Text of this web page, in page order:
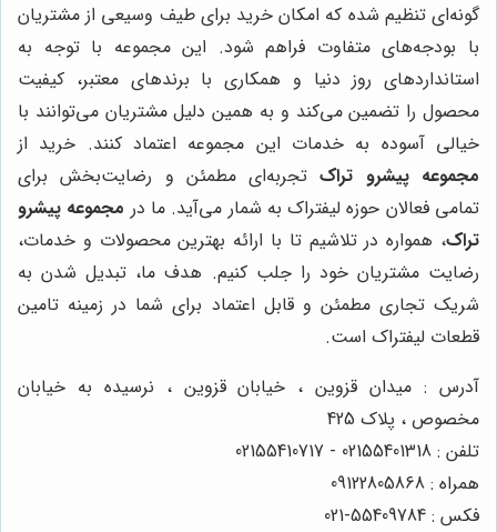
گونه‌ای تنظیم شده که امکان خرید برای طیف وسیعی از مشتریان
با بودجه‌های متفاوت فراهم شود. این مجموعه با توجه به
استانداردهای روز دنیا و همکاری با برندهای معتبر، کیفیت
محصول را تضمین می‌کند و به همین دلیل مشتریان می‌توانند با
خیالی آسوده به خدمات این مجموعه اعتماد کنند. خرید از
مجموعه پیشرو تراکتجربه‌ای مطمئن و رضایت‌بخش برای
تمامی فعالان حوزه لیفتراک به شمار می‌آید. ما در مجموعه پیشرو
تراک، همواره در تلاشیم تا با ارائه بهترین محصولات و خدمات،
رضایت مشتریان خود را جلب کنیم. هدف ما، تبدیل شدن به
شریک تجاری مطمئن و قابل اعتماد برای شما در زمینه تامین
قطعات لیفتراک است.
آدرس : میدان قزوین ، خیابان قزوین ، نرسیده به خیابان
مخصوص ، پلاک 425
تلفن : 02155401318 - 02155410717
همراه : 09122805868
فکس : 55409784-021